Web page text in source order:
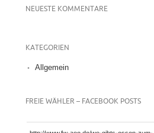
NEUESTE KOMMENTARE
KATEGORIEN
Allgemein
FREIE WÄHLER – FACEBOOK POSTS